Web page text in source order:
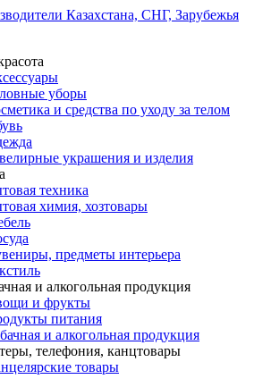
уборы
и средства по уходу за телом
украшения и изделия
техника
химия, хозтовары
предметы интерьера
и алкогольная продукция
и фрукты
питания
и алкогольная продукция
телефония, канцтовары
товары